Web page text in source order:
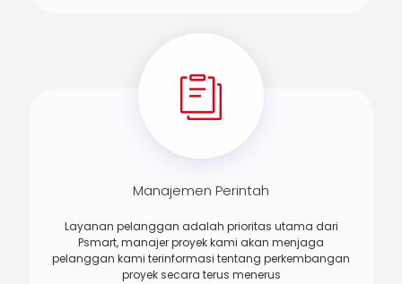
Manajemen Perintah
Layanan pelanggan adalah prioritas utama dari
Psmart, manajer proyek kami akan menjaga
pelanggan kami terinformasi tentang perkembangan
proyek secara terus menerus